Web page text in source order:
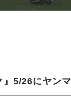
5/26にヤン